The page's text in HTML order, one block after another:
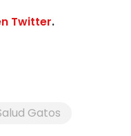
Twitter.
Gatos